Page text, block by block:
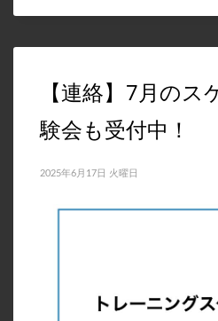
【連絡】7月の
験会も受付中！
2025年6月17日 火曜日